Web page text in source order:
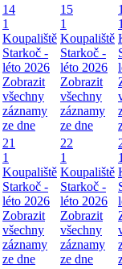
14
1
Koupaliště
Starkoč -
léto 2026
Zobrazit
všechny
záznamy
ze dne
15
1
Koupaliště
Starkoč -
léto 2026
Zobrazit
všechny
záznamy
ze dne
21
1
Koupaliště
Starkoč -
léto 2026
Zobrazit
všechny
záznamy
ze dne
22
1
Koupaliště
Starkoč -
léto 2026
Zobrazit
všechny
záznamy
ze dne